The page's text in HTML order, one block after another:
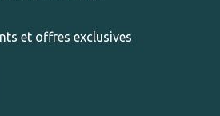
et offres exclusives